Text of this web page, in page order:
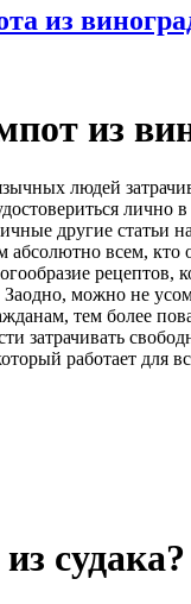
из
из
людей
другие
всем,
рецептов,
можно не
тем более
затрачивать
работает для
судака?